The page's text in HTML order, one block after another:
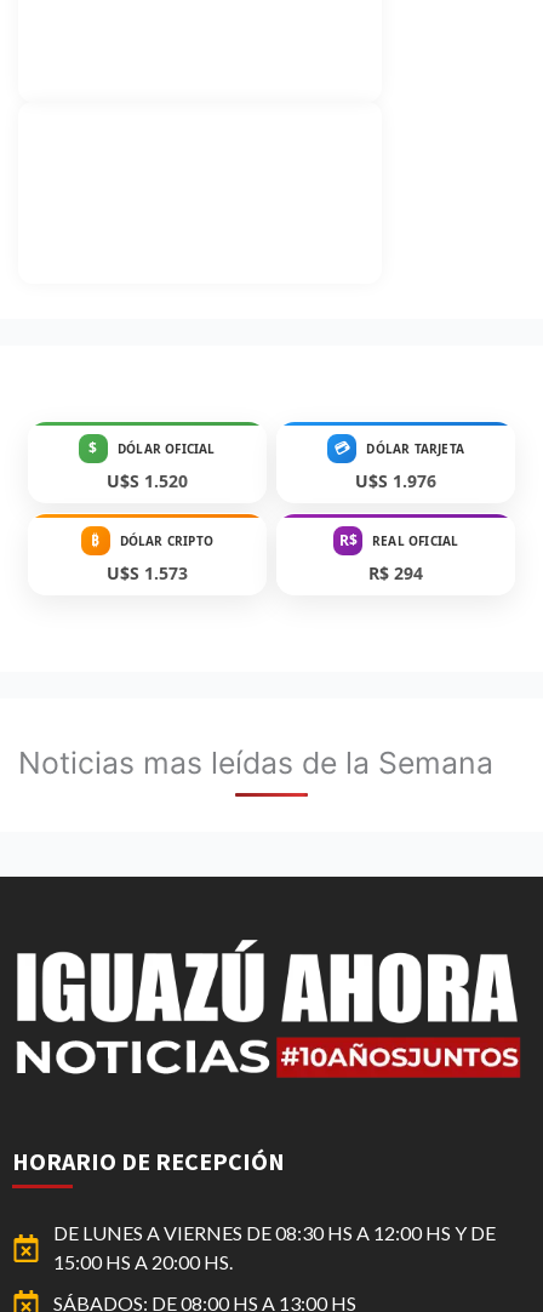
$ DÓLAR OFICIAL
U$S 1.520
💳 DÓLAR TARJETA
U$S 1.976
₿ DÓLAR CRIPTO
U$S 1.573
R$ REAL OFICIAL
R$ 294
Noticias mas leídas de la Semana
HORARIO DE RECEPCIÓN
DE LUNES A VIERNES DE 08:30 HS A 12:00 HS Y DE
15:00 HS A 20:00 HS.
SÁBADOS: DE 08:00 HS A 13:00 HS